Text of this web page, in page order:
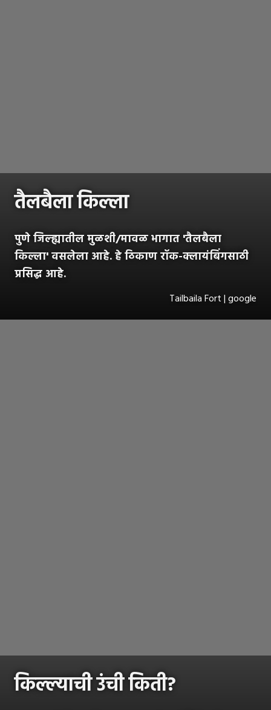
तैलबैला किल्ला
पुणे जिल्ह्यातील मुळशी/मावळ भागात 'तैलबैला
किल्ला' वसलेला आहे. हे ठिकाण रॉक-क्लायंबिंगसाठी
प्रसिद्ध आहे.
Tailbaila Fort | google
किल्ल्याची उंची किती?